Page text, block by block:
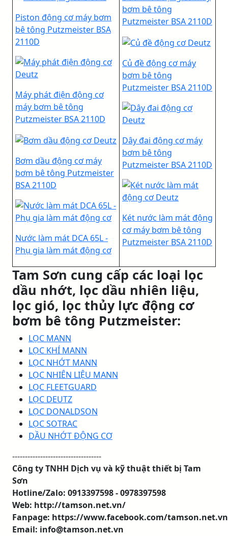
Piston động cơ máy bơm
bê tông Putzmeister BSA
2110D
Máy phát điện động cơ
máy bơm bê tông
Putzmeister BSA 2110D
Bơm dầu động cơ máy
bơm bê tông Putzmeister
BSA 2110D
Nước làm mát DCA 65L -
Phụ gia làm mát động cơ
bơm bê tông
Putzmeister BSA 2110D
Củ đề động cơ máy
bơm bê tông
Putzmeister BSA 2110D
Dây đai động cơ máy
bơm bê tông
Putzmeister BSA 2110D
Két nước làm mát động
cơ máy bơm bê tông
Putzmeister BSA 2110D
Tam Sơn cung cấp các loại lọc
dầu nhớt, lọc dầu nhiên liệu,
lọc gió, lọc thủy lực động cơ
bơm bê tông Putzmeister:
LỌC MANN
LỌC KHÍ MANN
LỌC NHỚT MANN
LỌC NHIÊN LIỆU MANN
LỌC FLEETGUARD
LỌC DEUTZ
LỌC DONALDSON
LỌC SOTRAC
DẦU NHỚT ĐỘNG CƠ
-----------------------------------
Công ty TNHH Dịch vụ và kỹ thuật thiết bị Tam
Sơn
Hotline/Zalo: 0913397598 - 0978397598
Web: http://tamson.net.vn/
Fanpage: https://www.facebook.com/tamson.net.vn
Email: info@tamson.net.vn